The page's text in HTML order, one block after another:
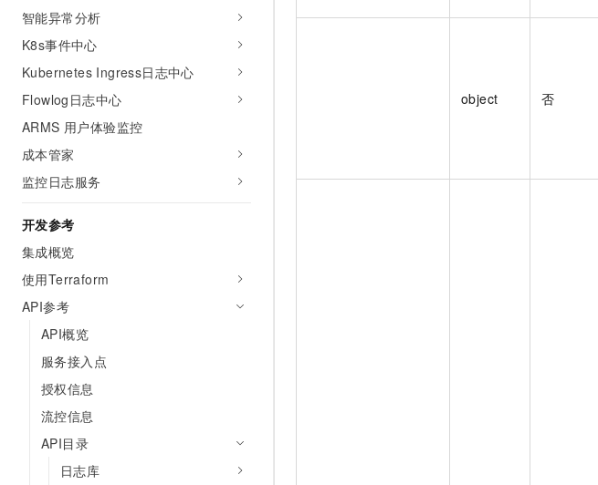
智能异常分析
K8s事件中心
Kubernetes Ingress日志中心
Flowlog日志中心
ARMS 用户体验监控
成本管家
监控日志服务
开发参考
集成概览
使用Terraform
API参考
API概览
服务接入点
授权信息
流控信息
API目录
日志库
object 否